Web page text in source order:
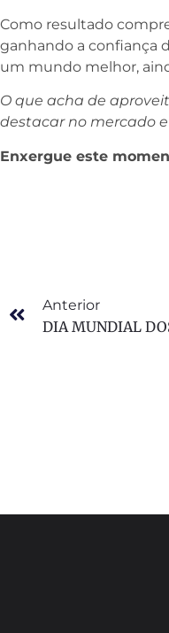
Como resultado
ganhando a confiança
um mundo melhor,
O que acha de
destacar no mercado
Enxergue este
Anterior
DIA MUNDIAL